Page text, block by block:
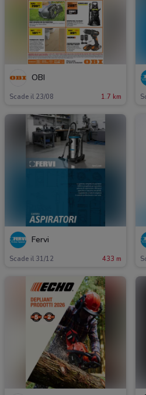
OBI
Scade il 23/08 1.7 km
Fervi
Scade il 31/12 433 m